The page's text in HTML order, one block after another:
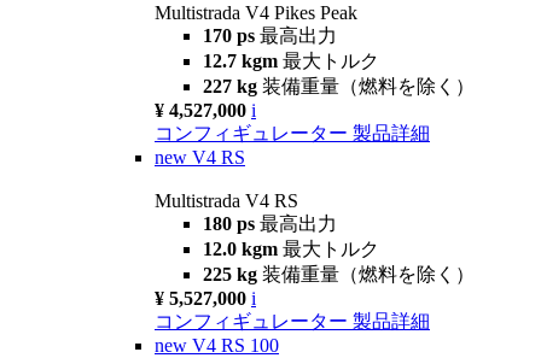
Multistrada V4 Pikes Peak
170 ps 最高出力
12.7 kgm 最大トルク
227 kg 装備重量（燃料を除く）
¥ 4,527,000 i
コンフィギュレーター 製品詳細
new V4 RS
Multistrada V4 RS
180 ps 最高出力
12.0 kgm 最大トルク
225 kg 装備重量（燃料を除く）
¥ 5,527,000 i
コンフィギュレーター 製品詳細
new V4 RS 100